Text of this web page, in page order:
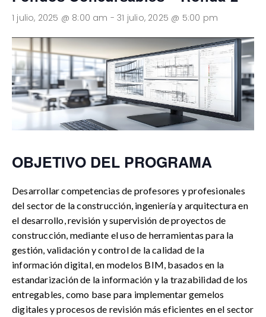
1 julio, 2025 @ 8:00 am -31 julio, 2025 @ 5:00 pm
OBJETIVO DEL PROGRAMA
Desarrollar competencias de profesores y profesionales
del sector de la construcción, ingeniería y arquitectura en
el desarrollo, revisión y supervisión de proyectos de
construcción, mediante el uso de herramientas para la
gestión, validación y control de la calidad de la
información digital, en modelos BIM, basados en la
estandarización de la información y la trazabilidad de los
entregables, como base para implementar gemelos
digitales y procesos de revisión más eficientes en el sector